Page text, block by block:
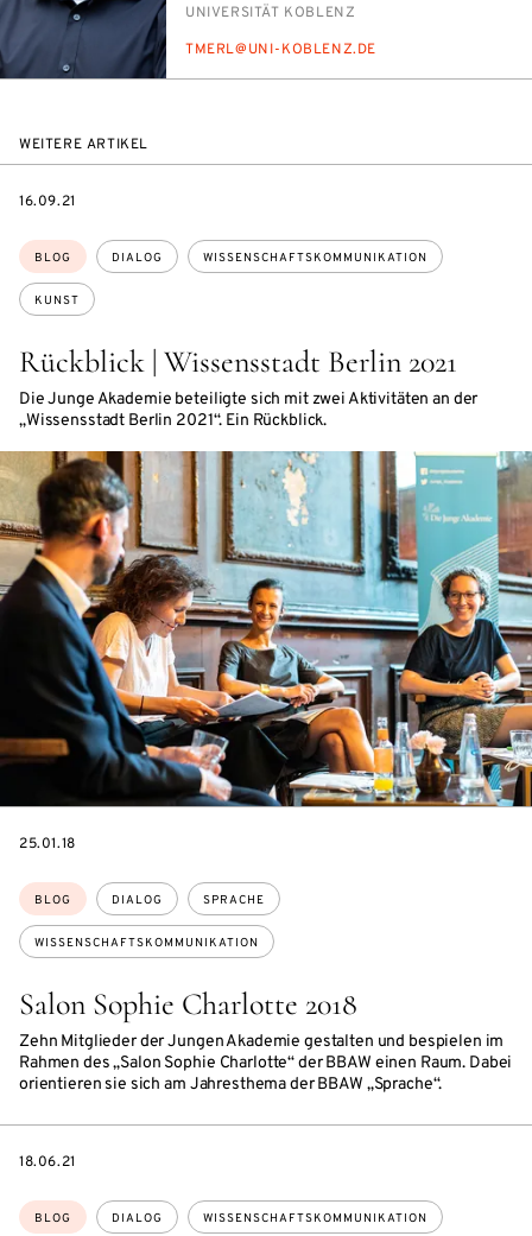
INSTITUTION
UNI­VER­SI­TÄT KO­BLENZ
E-
TMERL@UNI-KO­BLENZ.DE
WEITERE ARTIKEL
Rückblick | Wissensstadt Berlin 2021
Die Junge Akademie beteiligte sich mit zwei Aktivitäten an der
„Wissensstadt Berlin 2021“. Ein Rückblick.
Themen:
BLOG DIALOG WISSENSCHAFTSKOMMUNIKATION
KUNST
DATE
16.09.21
Salon Sophie Charlotte 2018
Zehn Mitglieder der Jungen Akademie gestalten und bespielen im
Rahmen des „Salon Sophie Charlotte“ der BBAW einen Raum. Dabei
orientieren sie sich am Jahresthema der BBAW „Sprache“.
Themen:
BLOG DIALOG SPRACHE
WISSENSCHAFTSKOMMUNIKATION
DATE
25.01.18
Themen:
BLOG DIALOG WISSENSCHAFTSKOMMUNIKATION
DATE
18.06.21